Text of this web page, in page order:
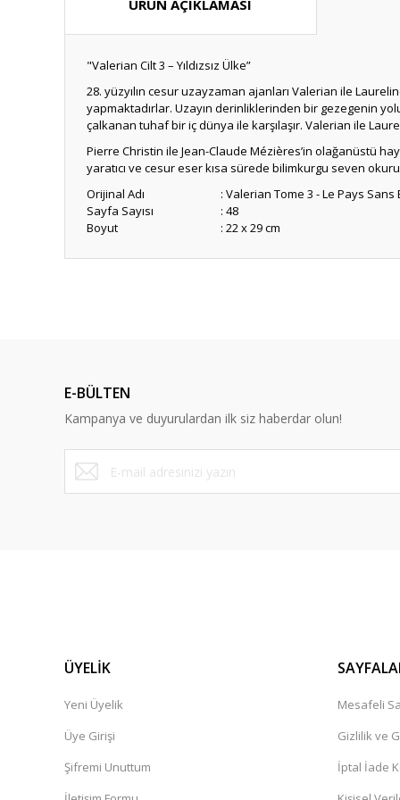
ÜRÜN AÇIKLAMASI
"Valerian Cilt 3 – Yıldızsız Ülke”
28. yüzyılın cesur uzayzaman ajanları Valerian ile
yapmaktadırlar. Uzayın derinliklerinden bir gezegenin
çalkanan tuhaf bir iç dünya ile karşılaşır. Valerian ile
Pierre Christin ile Jean-Claude Mézières’in olağanüstü
yaratıcı ve cesur eser kısa sürede bilimkurgu seven
Orijinal Adı
: Valerian Tome 3 - Le Pays Sans
Sayfa Sayısı
: 48
Boyut
: 22 x 29 cm
Ürün bilgilerinde hatalar bulunuyor.
Ürün fiyatı diğer sitelerden daha pahalı.
Bu ürüne benzer farklı alternatifler olmalı.
E-BÜLTEN
Kampanya ve duyurulardan ilk siz haberdar olun!
ÜYELİK
Yeni Üyelik
Üye Girişi
Şifremi Unuttum
Mesafeli
Gizlilik ve
İptal İade